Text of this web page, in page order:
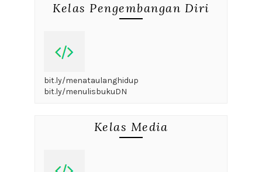
Kelas Pengembangan Diri
bit.ly/menataulanghidup
bit.ly/menulisbukuDN
Kelas Media